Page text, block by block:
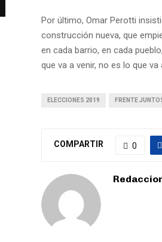
Por último, Omar Perotti
construcción nueva, que
en cada barrio, en cada
que va a venir, no es lo que
ELECCIONES 2019 FRENTE
COMPARTIR 0